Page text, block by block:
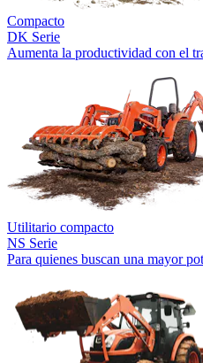
Compacto
DK Serie
Aumenta la productividad con el
Utilitario compacto
NS Serie
Para quienes buscan una mayor